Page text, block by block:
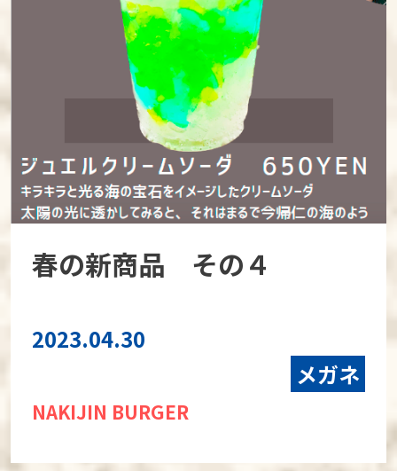
春の新商品 その４
2023.04.30
メガネ
NAKIJIN BURGER